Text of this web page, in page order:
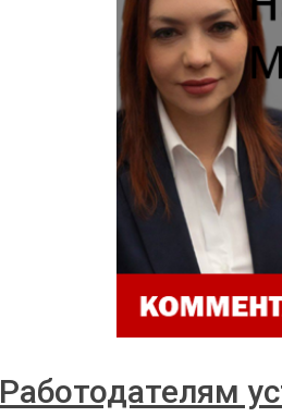
Работодателям